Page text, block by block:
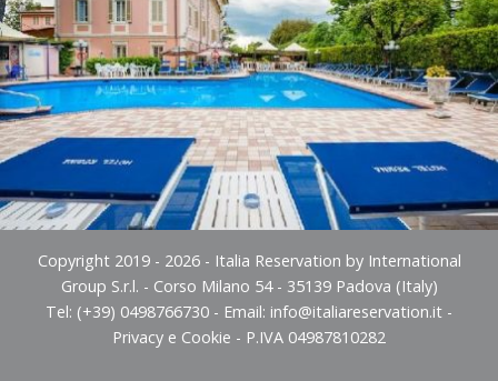
Copyright 2019 - 2026 - Italia Reservation by International
Group S.r.l. - Corso Milano 54 - 35139 Padova (Italy)
Tel: (+39) 0498766730 - Email: info@italiareservation.it -
Privacy e Cookie - P.IVA 04987810282